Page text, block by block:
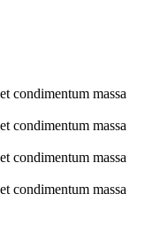
condimentum massa
condimentum massa
condimentum massa
condimentum massa